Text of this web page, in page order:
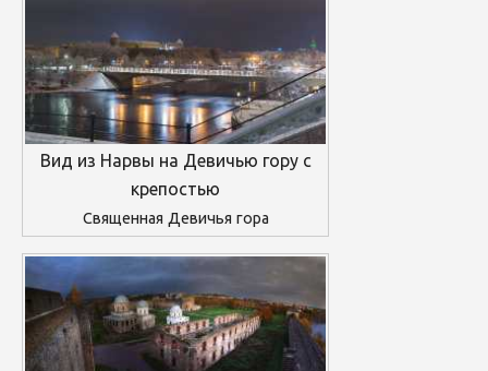
Вид из Нарвы на Девичью гору с
крепостью
Священная Девичья гора